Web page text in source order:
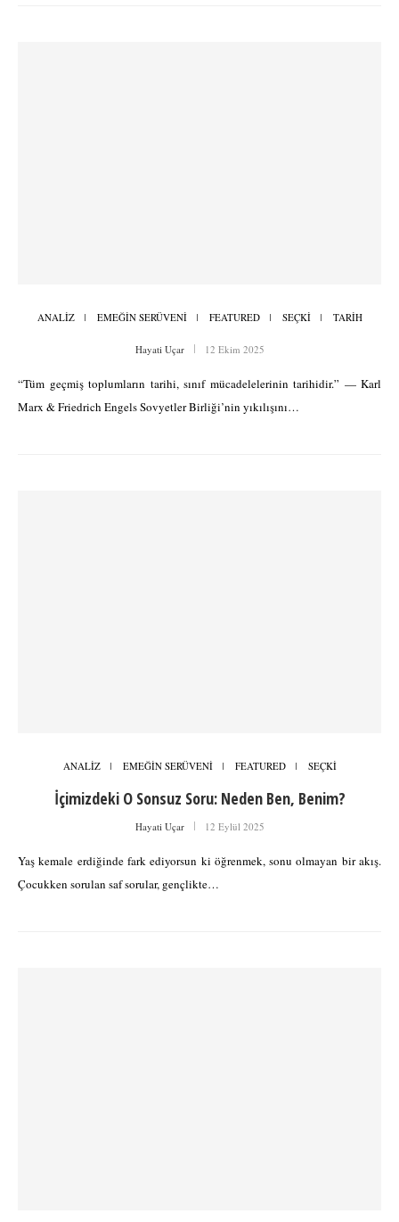
ANALİZ EMEĞİN SERÜVENİ FEATURED SEÇKİ TARİH
Hayati Uçar 12 Ekim 2025
“Tüm geçmiş toplumların tarihi, sınıf mücadelelerinin tarihidir.” — Karl
Marx & Friedrich Engels Sovyetler Birliği’nin yıkılışını…
ANALİZ EMEĞİN SERÜVENİ FEATURED SEÇKİ
İçimizdeki O Sonsuz Soru: Neden Ben, Benim?
Hayati Uçar 12 Eylül 2025
Yaş kemale erdiğinde fark ediyorsun ki öğrenmek, sonu olmayan bir akış.
Çocukken sorulan saf sorular, gençlikte…